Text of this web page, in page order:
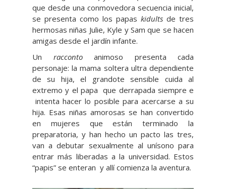
que desde una conmovedora secuencia inicial,
se presenta como los papas kidults de tres
hermosas niñas Julie, Kyle y Sam que se hacen
amigas desde el jardín infante.
Un raccontoanimoso presenta cada
personaje: la mama soltera ultra dependiente
de su hija, el grandote sensible cuida al
extremo y el papa que derrapada siempre e
intenta hacer lo posible para acercarse a su
hija. Esas niñas amorosas se han convertido
en mujeres que están terminado la
preparatoria, y han hecho un pacto las tres,
van a debutar sexualmente al unísono para
entrar más liberadas a la universidad. Estos
“papis” se enteran y allí comienza la aventura.